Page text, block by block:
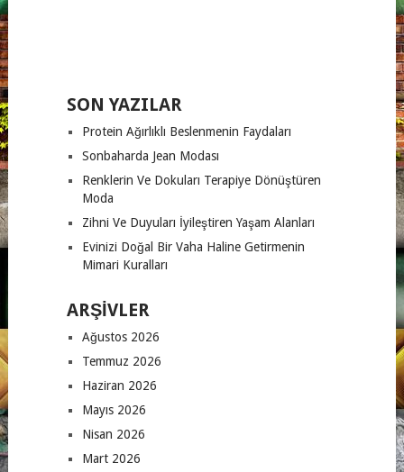
SON YAZILAR
Protein Ağırlıklı Beslenmenin Faydaları
Sonbaharda Jean Modası
Renklerin Ve Dokuları Terapiye Dönüştüren
Moda
Zihni Ve Duyuları İyileştiren Yaşam Alanları
Evinizi Doğal Bir Vaha Haline Getirmenin
Mimari Kuralları
ARŞIVLER
Ağustos 2026
Temmuz 2026
Haziran 2026
Mayıs 2026
Nisan 2026
Mart 2026